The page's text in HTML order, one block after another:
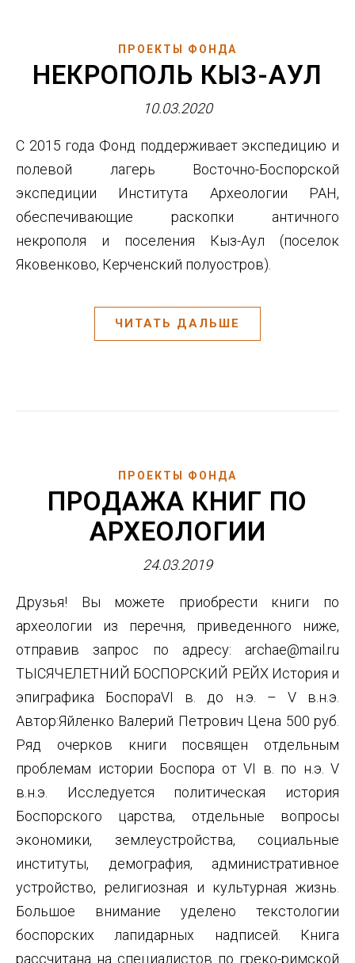
ПРОЕКТЫ ФОНДА
НЕКРОПОЛЬ КЫЗ-АУЛ
10.03.2020
С 2015 года Фонд поддерживает экспедицию и
полевой лагерь Восточно-Боспорской
экспедиции Института Археологии РАН,
обеспечивающие раскопки античного
некрополя и поселения Кыз-Аул (поселок
Яковенково, Керченский полуостров).
ЧИТАТЬ ДАЛЬШЕ
ПРОЕКТЫ ФОНДА
ПРОДАЖА КНИГ ПО
АРХЕОЛОГИИ
24.03.2019
Друзья! Вы можете приобрести книги по
археологии из перечня, приведенного ниже,
отправив запрос по адресу: archae@mail.ru
ТЫСЯЧЕЛЕТНИЙ БОСПОРСКИЙ РЕЙХ История и
эпиграфика БоспораVI в. до н.э. – V в.н.э.
Автор:Яйленко Валерий Петрович Цена 500 руб.
Ряд очерков книги посвящен отдельным
проблемам истории Боспора от VI в. по н.э. V
в.н.э. Исследуется политическая история
Боспорского царства, отдельные вопросы
экономики, землеустройства, социальные
институты, демография, административное
устройство, религиозная и культурная жизнь.
Большое внимание уделено текстологии
боспорских лапидарных надписей. Книга
рассчитана на специалистов по греко-римской